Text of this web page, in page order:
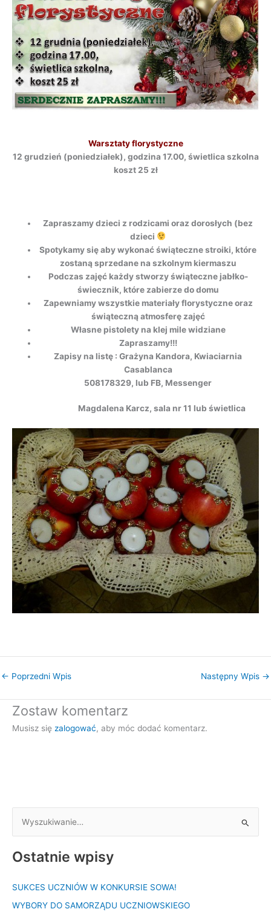
Warsztaty florystyczne
12 grudzień (poniedziałek), godzina 17.00, świetlica szkolna
koszt 25 zł
Zapraszamy dzieci z rodzicami oraz dorosłych (bez
dzieci
Spotykamy się aby wykonać świąteczne stroiki, które
zostaną sprzedane na szkolnym kiermaszu
Podczas zajęć każdy stworzy świąteczne jabłko-
świecznik, które zabierze do domu
Zapewniamy wszystkie materiały florystyczne oraz
świąteczną atmosferę zajęć
Własne pistolety na klej mile widziane
Zapraszamy!!!
Zapisy na listę : Grażyna Kandora, Kwiaciarnia
Casablanca
508178329, lub FB, Messenger
Magdalena Karcz, sala nr 11 lub świetlica
← Poprzedni Wpis Następny Wpis →
Zostaw komentarz
Musisz się zalogować, aby móc dodać komentarz.
u
a
j
Ostatnie wpisy
SUKCES UCZNIÓW W KONKURSIE SOWA!
WYBORY DO SAMORZĄDU UCZNIOWSKIEGO